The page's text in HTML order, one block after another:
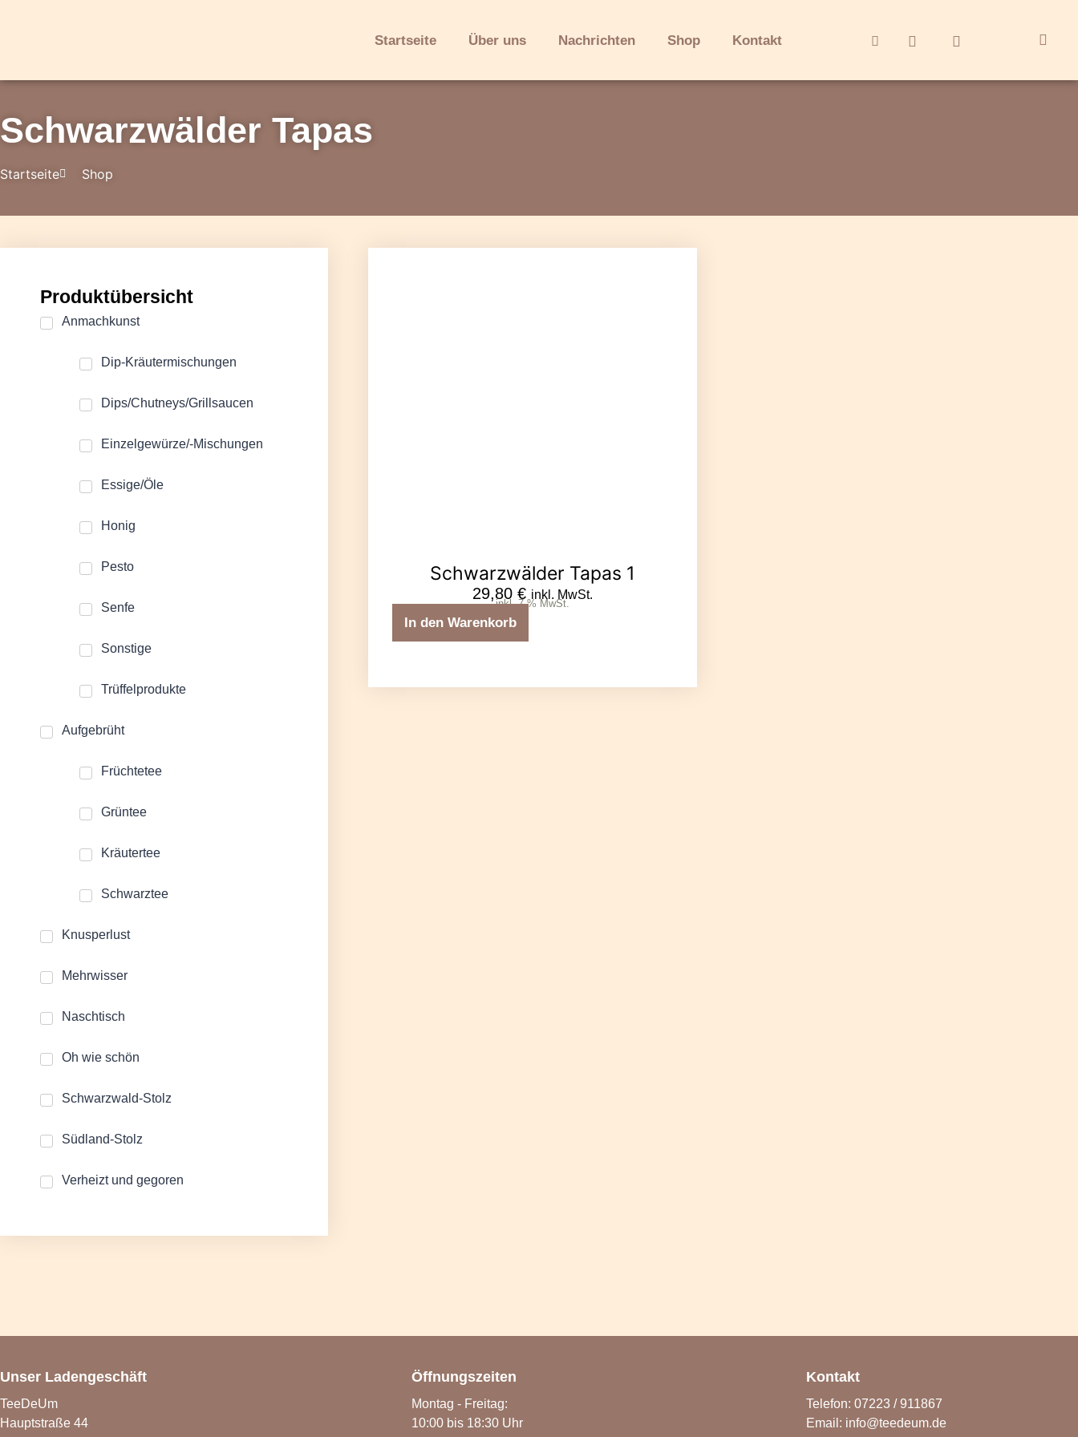
Startseite Über uns Nachrichten Shop Kontakt
Schwarzwälder Tapas
Startseite Shop
Produktübersicht
Anmachkunst
Dip-Kräutermischungen
Dips/Chutneys/Grillsaucen
Einzelgewürze/-Mischungen
Essige/Öle
Honig
Pesto
Senfe
Sonstige
Trüffelprodukte
Aufgebrüht
Früchtetee
Grüntee
Kräutertee
Schwarztee
Knusperlust
Mehrwisser
Naschtisch
Oh wie schön
Schwarzwald-Stolz
Südland-Stolz
Verheizt und gegoren
Schwarzwälder Tapas 1
29,80 € inkl. MwSt.
inkl. 7 % MwSt.
In den Warenkorb
Unser Ladengeschäft
TeeDeUm
Hauptstraße 44
Öffnungszeiten
Montag - Freitag:
10:00 bis 18:30 Uhr
Kontakt
Telefon: 07223 / 911867
Email: info@teedeum.de